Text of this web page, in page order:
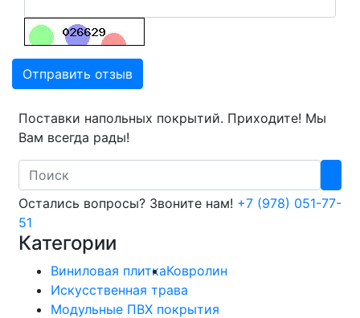
Отправить отзыв
Поставки напольных покрытий. Приходите! Мы
Вам всегда рады!
Search
Остались вопросы? Звоните нам! +7 (978) 051-77-
51
Категории
Виниловая плиткаКовролин
Искусственная трава
Модульные ПВХ покрытия